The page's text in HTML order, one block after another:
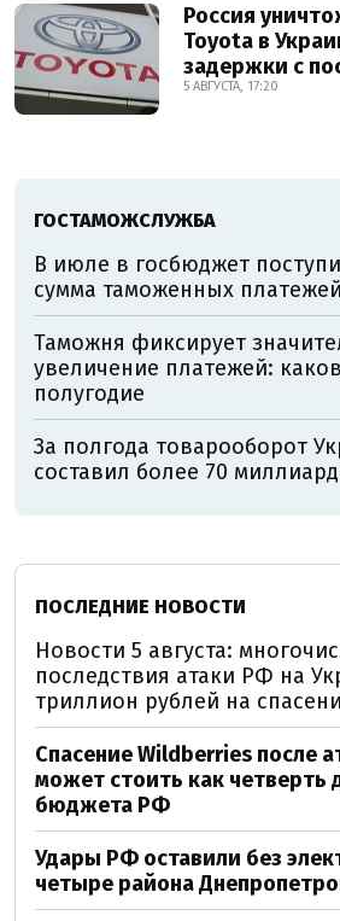
Россия
Toyota в
задержки с
5 АВГУСТА, 17:20
ГОСТАМОЖСЛУЖБА
В июле в госбюджет
сумма таможенных платежей
Таможня фиксирует
увеличение платежей:
полугодие
За полгода товарооборот
составил более 70
ПОСЛЕДНИЕ НОВОСТИ
Новости 5 августа:
последствия атаки РФ на
триллион рублей на
Спасение Wildberries после
может стоить как четверть
бюджета РФ
Удары РФ оставили без
четыре района